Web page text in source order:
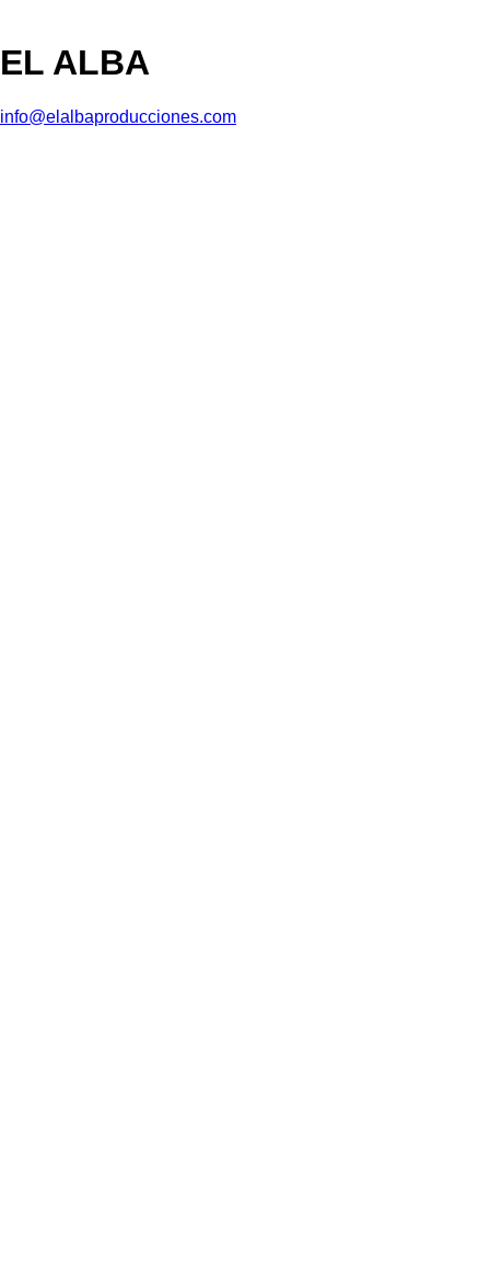
EL ALBA
info@elalbaproducciones.com